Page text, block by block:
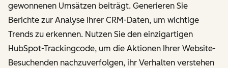
gewonnenen Umsätzen beiträgt. Generieren Sie
Berichte zur Analyse Ihrer CRM-Daten, um wichtige
Trends zu erkennen. Nutzen Sie den einzigartigen
HubSpot-Trackingcode, um die Aktionen Ihrer Website-
Besuchenden nachzuverfolgen, ihr Verhalten verstehen